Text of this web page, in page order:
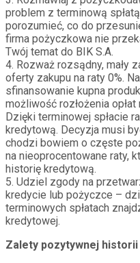
problem z terminową
porozumieć, co do
firma pożyczkowa nie
Twój temat do BIK S.A.
4. Rozważ rozsądny, mały
oferty zakupu na raty 0%.
sfinansowanie kupna
możliwość rozłożenia
Dzięki terminowej spłacie
kredytową. Decyzja musi
chodzi bowiem o częste
na nieoprocentowane raty,
historię kredytową.
5. Udziel zgody na
kredycie lub pożyczce –
terminowych spłatach
kredytowej.
Zalety pozytywnej